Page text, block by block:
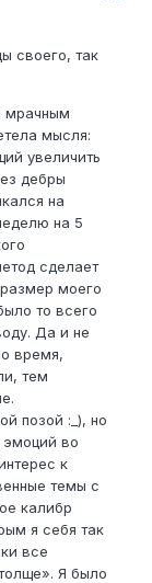
своего, так
мрачным
мысля:
увеличить
дебры
на
на 5
сделает
моего
то всего
Да и не
время,
тем
позой :_), но
эмоций во
к
темы с
калибр
я себя так
все
Я было